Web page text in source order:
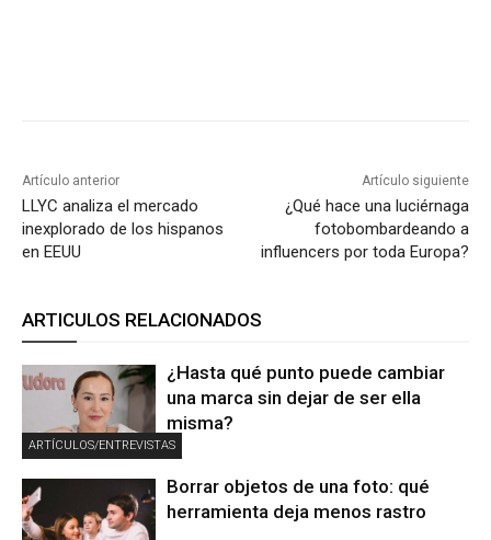
Artículo anterior
LLYC analiza el mercado
inexplorado de los hispanos
en EEUU
Artículo siguiente
¿Qué hace una luciérnaga
fotobombardeando a
influencers por toda Europa?
ARTICULOS RELACIONADOS
ARTÍCULOS/ENTREVISTAS
¿Hasta qué punto puede cambiar
una marca sin dejar de ser ella
misma?
Borrar objetos de una foto: qué
herramienta deja menos rastro